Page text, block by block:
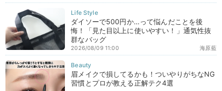
ダイソーで500円か…って悩んだことを後
悔！「見た目以上に使いやすい！」通気性抜
群なバッグ
海原藍
2026/08/09 11:00
眉メイクで損してるかも！ついやりがちなNG
習慣とプロが教える正解テク4選